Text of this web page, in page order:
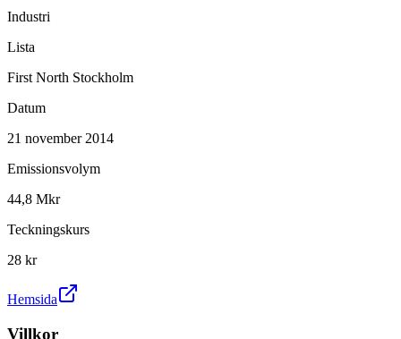
Industri
Lista
First North Stockholm
Datum
21 november 2014
Emissionsvolym
44,8 Mkr
Teckningskurs
28 kr
Hemsida
Villkor